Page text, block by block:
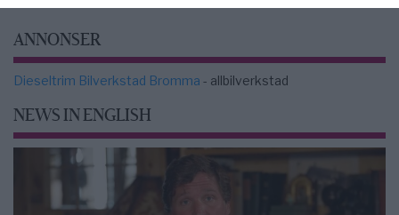
ANNONSER
Dieseltrim Bilverkstad Bromma - allbilverkstad
NEWS IN ENGLISH